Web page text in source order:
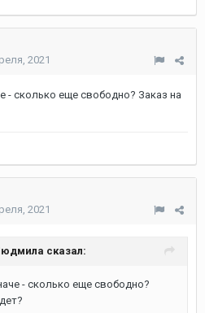
2021
сколько еще свободно? Заказ на
2021
сказал:
- сколько еще свободно?